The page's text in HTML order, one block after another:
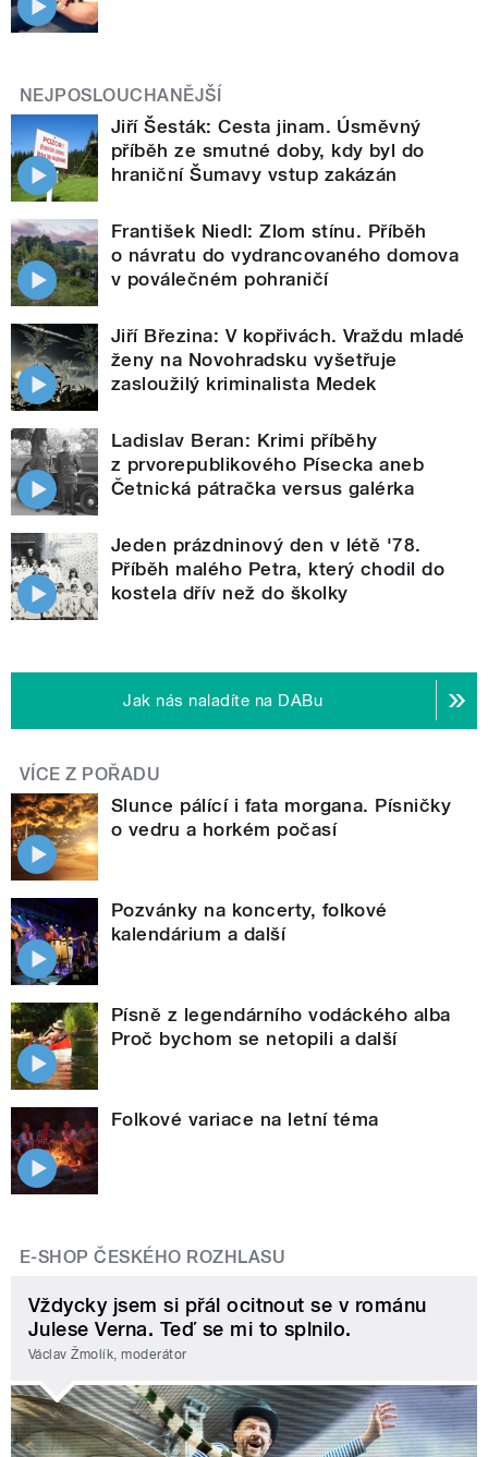
NEJPOSLOUCHANĚJŠÍ
Jiří Šesták: Cesta jinam. Úsměvný
příběh ze smutné doby, kdy byl do
hraniční Šumavy vstup zakázán
František Niedl: Zlom stínu. Příběh
o návratu do vydrancovaného domova
v poválečném pohraničí
Jiří Březina: V kopřivách. Vraždu mladé
ženy na Novohradsku vyšetřuje
zasloužilý kriminalista Medek
Ladislav Beran: Krimi příběhy
z prvorepublikového Písecka aneb
Četnická pátračka versus galérka
Jeden prázdninový den v létě '78.
Příběh malého Petra, který chodil do
kostela dřív než do školky
Jak nás naladíte na DABu
VÍCE Z POŘADU
Slunce pálící i fata morgana. Písničky
o vedru a horkém počasí
Pozvánky na koncerty, folkové
kalendárium a další
Písně z legendárního vodáckého alba
Proč bychom se netopili a další
Folkové variace na letní téma
E-SHOP ČESKÉHO ROZHLASU
Vždycky jsem si přál ocitnout se v románu
Julese Verna. Teď se mi to splnilo.
Václav Žmolík, moderátor